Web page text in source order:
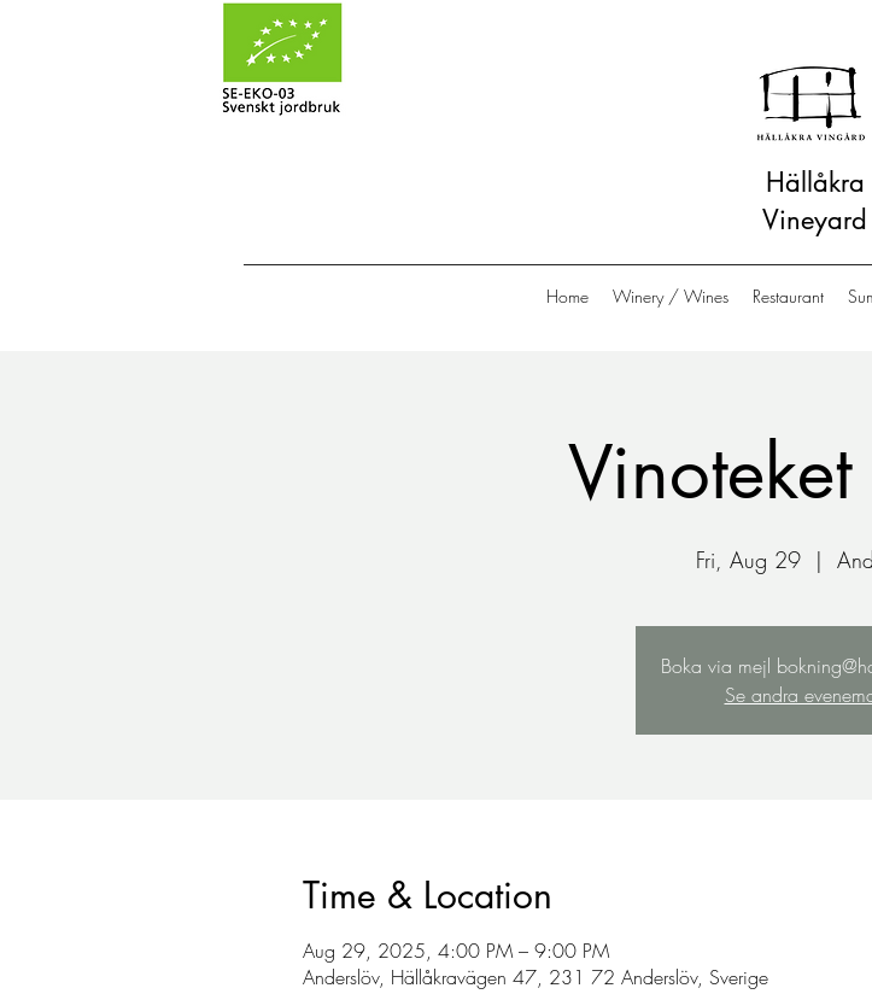
Hällåkra
Vineyard
Home Winery / Wines Restaurant
Fri, Aug 29
  |
Boka via mejl
Se andra
Time & Location
Aug 29, 2025, 4:00 PM – 9:00 PM
Anderslöv, Hällåkravägen 47, 231 72 Anderslöv, Sverige